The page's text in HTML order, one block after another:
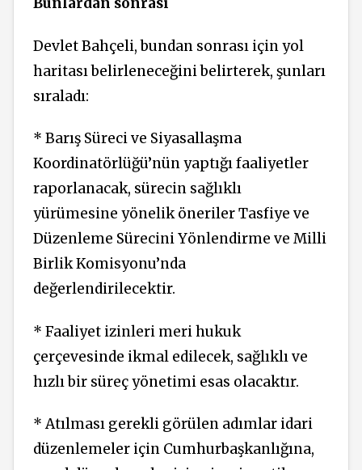
Devlet Bahçeli, bundan sonrası için yol
haritası belirleneceğini belirterek, şunları
sıraladı:
* Barış Süreci ve Siyasallaşma
Koordinatörlüğü’nün yaptığı faaliyetler
raporlanacak, sürecin sağlıklı
yürümesine yönelik öneriler Tasfiye ve
Düzenleme Sürecini Yönlendirme ve Milli
Birlik Komisyonu’nda
değerlendirilecektir.
* Faaliyet izinleri meri hukuk
çerçevesinde ikmal edilecek, sağlıklı ve
hızlı bir süreç yönetimi esas olacaktır.
* Atılması gerekli görülen adımlar idari
düzenlemeler için Cumhurbaşkanlığına,